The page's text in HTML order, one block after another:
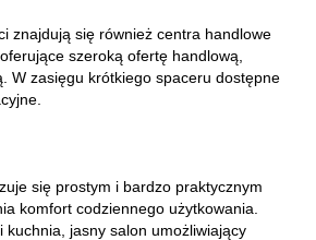
znajdują się również centra handlowe
szeroką ofertę handlową,
W zasięgu krótkiego spaceru dostępne
się prostym i bardzo praktycznym
komfort codziennego użytkowania.
kuchnia, jasny salon umożliwiający